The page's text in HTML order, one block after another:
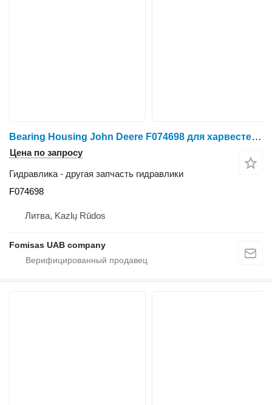
Bearing Housing John Deere F074698 для харвестера John Deere 1270 1470 E G
Цена по запросу
Гидравлика - другая запчасть гидравлики
F074698
Литва, Kazlų Rūdos
Fomisas UAB company